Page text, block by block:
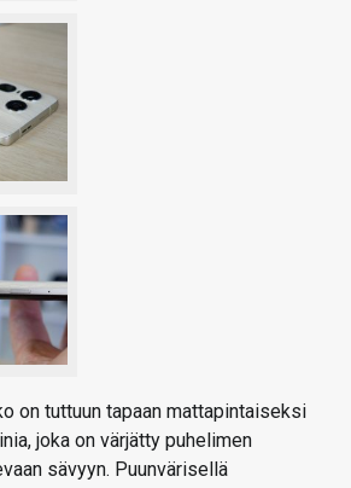
on tuttuun tapaan mattapintaiseksi
joka on värjätty puhelimen
sävyyn. Puunvärisellä